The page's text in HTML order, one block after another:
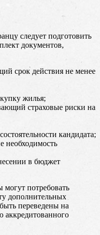
следует подготовить
документов,
срок действия не менее
жилья;
страховые риски на
кандидата;
необходимость
в бюджет
потребовать
дополнительных
переведены на
аккредитованного